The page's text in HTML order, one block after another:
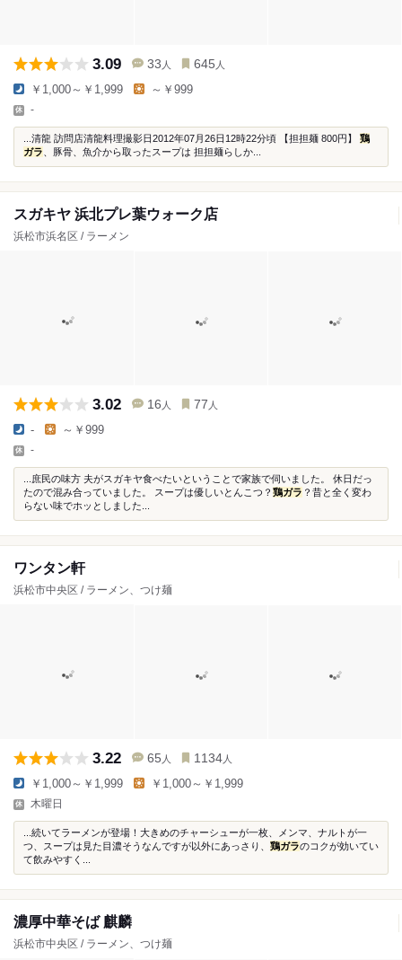
3.09 33 人 645 人
￥1,000～￥1,999 ～￥999
-
...清龍 訪問店清龍料理撮影日2012年07月26日12時22分頃 【担担麺 800円】 鶏
ガラ 、豚骨、魚介から取ったスープは 担担麺らしか...
スガキヤ 浜北プレ葉ウォーク店
浜松市浜名区 / ラーメン
3.02 16 人 77 人
- ～￥999
-
...庶民の味方 夫がスガキヤ食べたいということで家族で伺いました。 休日だっ
たので混み合っていました。 スープは優しいとんこつ？ 鶏ガラ ？昔と全く変わ
らない味でホッとしました...
ワンタン軒
浜松市中央区 / ラーメン、つけ麺
3.22 65 人 1134 人
￥1,000～￥1,999 ￥1,000～￥1,999
木曜日
...続いてラーメンが登場！大きめのチャーシューが一枚、メンマ、ナルトが一
つ、スープは見た目濃そうなんですが以外にあっさり、 鶏ガラのコクが効いてい
て飲みやすく...
濃厚中華そば 麒麟
浜松市中央区 / ラーメン、つけ麺